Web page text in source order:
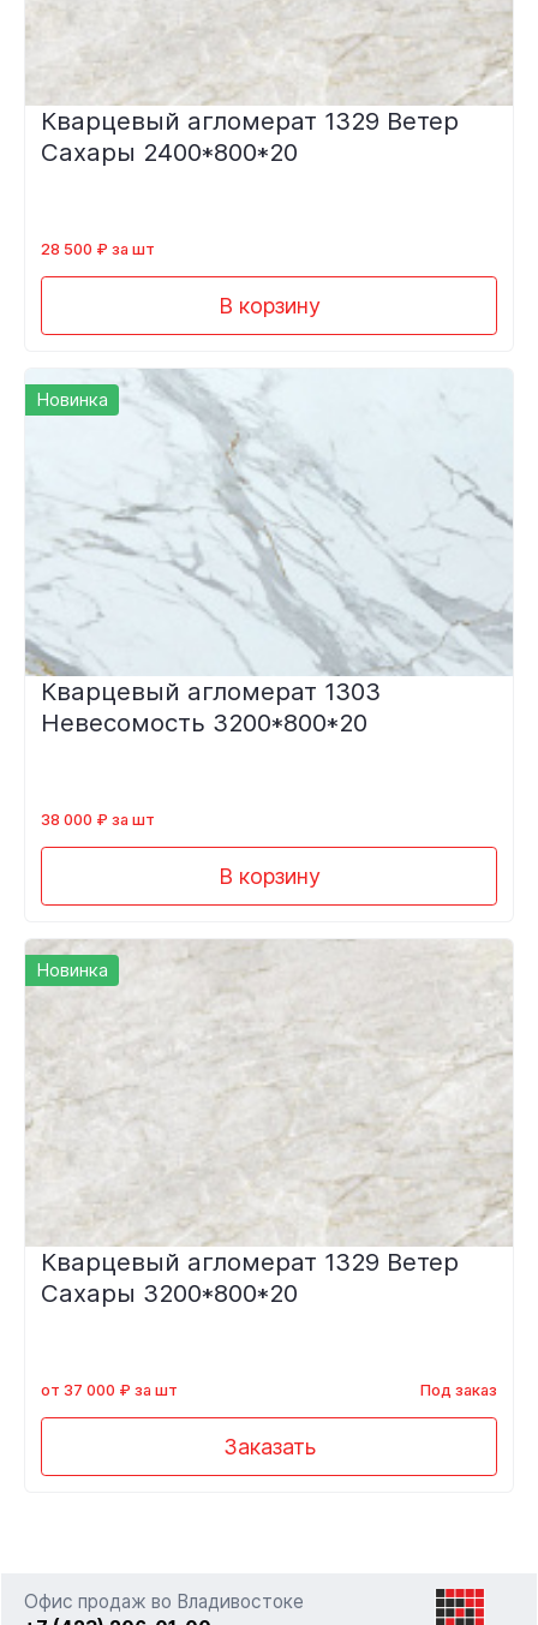
Кварцевый агломерат 1329 Ветер
Сахары 2400*800*20
28 500 ₽ за шт
В корзину
Новинка
Кварцевый агломерат 1303
Невесомость 3200*800*20
38 000 ₽ за шт
В корзину
Новинка
Кварцевый агломерат 1329 Ветер
Сахары 3200*800*20
от 37 000 ₽ за шт Под заказ
Заказать
Офис продаж во Владивостоке